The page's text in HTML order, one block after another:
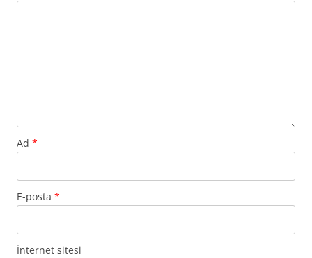
Ad *
E-posta *
İnternet sitesi